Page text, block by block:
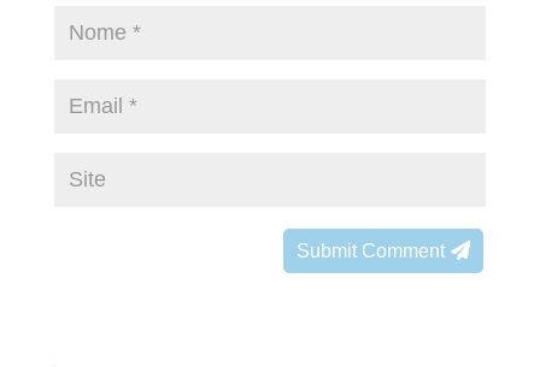
Submit Comment